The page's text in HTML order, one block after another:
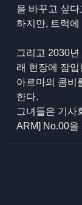
을 바꾸고 싶
하지만, 트럭에
그리고 2030
래 현장에 잠입
아르마의 콤비
한다.
그녀들은 기사
ARM] No.00